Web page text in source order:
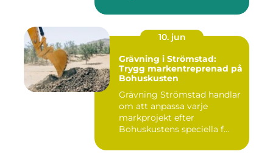
10. jun
Grävning i Strömstad:
Trygg markentreprenad på
Bohuskusten
Grävning Strömstad handlar
om att anpassa varje
markprojekt efter
Bohuskustens speciella f...